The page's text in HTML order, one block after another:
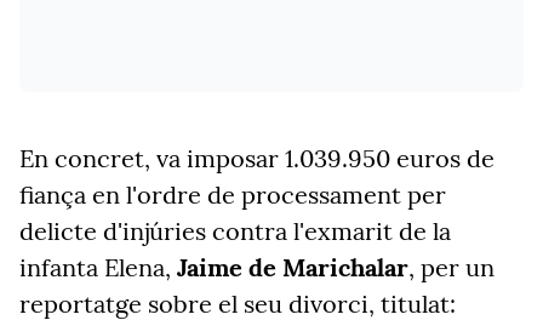
En concret, va imposar 1.039.950 euros de
fiança en l'ordre de processament per
delicte d'injúries contra l'exmarit de la
infanta Elena, Jaime de Marichalar, per un
reportatge sobre el seu divorci, titulat: